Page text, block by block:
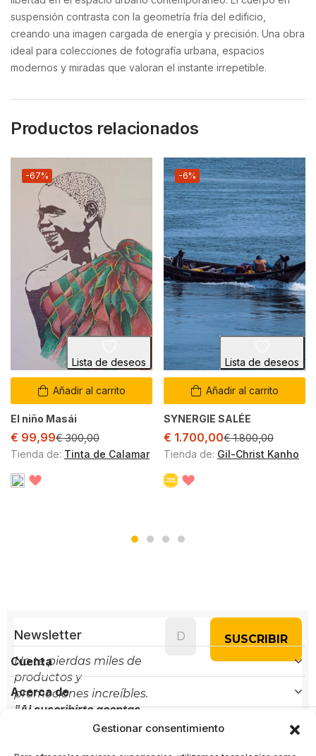
Gestionar consentimiento
suspensión contrasta con la geometría fría del edificio,
creando una imagen cargada de energía y precisión. Una obra
ideal para colecciones de fotografía urbana, espacios
modernos y miradas que valoran el instante irrepetible.
Productos relacionados
Añadir al carrito
Lista de deseos
-67%
El niño Masái
€ 99,99€300,00
Tienda de: Tinta de Calamar
Añadir al carrito
Lista de deseos
-6%
SYNERGIE SALÉE
€ 1.700,00€1.800,00
Tienda de: Gil-Christ Kanho
Newsletter
No te pierdas miles de
productos y
promociones increíbles.
"Al suscribirte aceptas
nuestra política de
Cuenta
Acerca de